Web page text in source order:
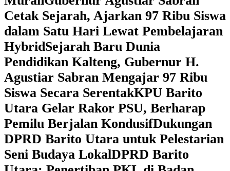
Cetak Sejarah, Ajarkan 97 Ribu Siswa
dalam Satu Hari Lewat Pembelajaran
HybridSejarah Baru Dunia
Pendidikan Kalteng, Gubernur H.
Agustiar Sabran Mengajar 97 Ribu
Siswa Secara SerentakKPU Barito
Utara Gelar Rakor PSU, Berharap
Pemilu Berjalan KondusifDukungan
DPRD Barito Utara untuk Pelestarian
Seni Budaya LokalDPRD Barito